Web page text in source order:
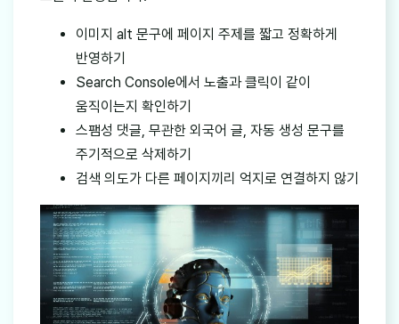
이미지 alt 문구에 페이지 주제를 짧고 정확하게
반영하기
Search Console에서 노출과 클릭이 같이
움직이는지 확인하기
스팸성 댓글, 무관한 외국어 글, 자동 생성 문구를
주기적으로 삭제하기
검색 의도가 다른 페이지끼리 억지로 연결하지 않기